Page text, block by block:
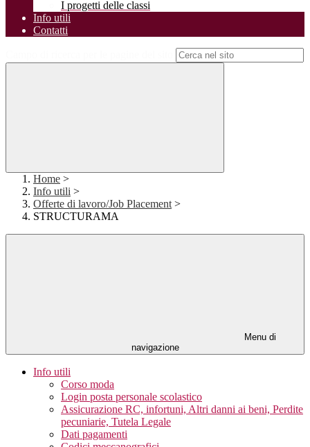
I progetti delle classi
Info utili
Contatti
Home >
Info utili >
Offerte di lavoro/Job Placement >
STRUCTURAMA
Menu di
navigazione
Info utili
Corso moda
Login posta personale scolastico
Assicurazione RC, infortuni, Altri danni ai beni, Perdite
pecuniarie, Tutela Legale
Dati pagamenti